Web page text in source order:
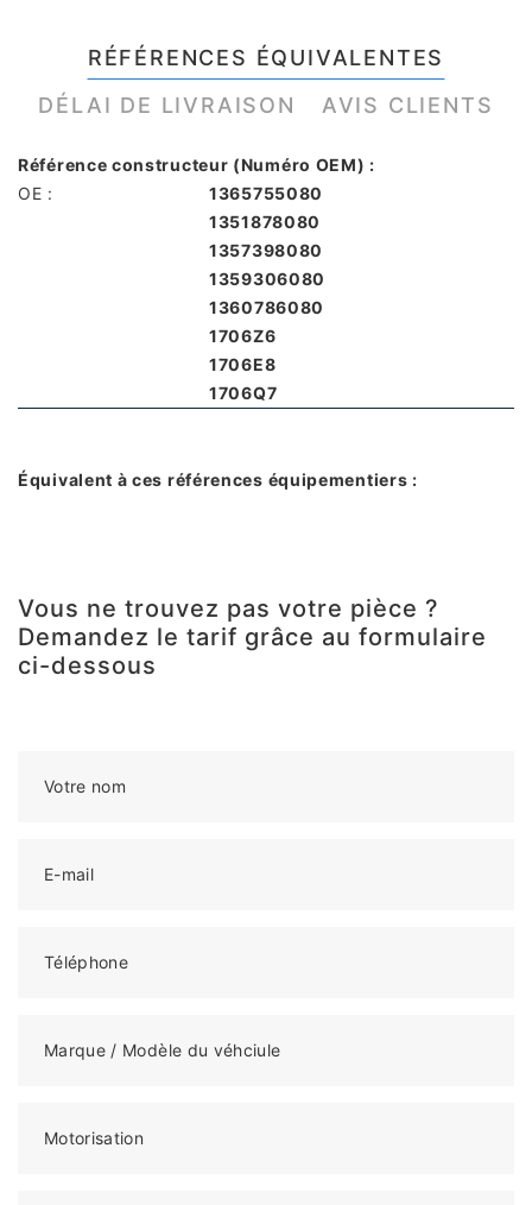
RÉFÉRENCES ÉQUIVALENTES
DÉLAI DE LIVRAISON
AVIS CLIENTS
Référence constructeur (Numéro OEM) :
OE :
1365755080
1351878080
1357398080
1359306080
1360786080
1706Z6
1706E8
1706Q7
Équivalent à ces références équipementiers :
Vous ne trouvez pas votre pièce ?
Demandez le tarif grâce au formulaire
ci-dessous
Votre nom
E-mail
Téléphone
Marque / Modèle du véhciule
Motorisation